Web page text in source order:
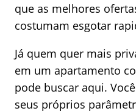
que as melhores
costumam esgotar
Já quem quer mais
em um apartamento
pode buscar aqui.
seus próprios